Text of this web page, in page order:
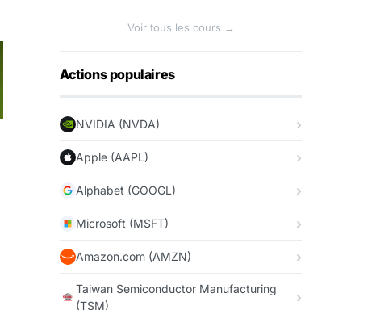
Voir tous les cours →
Actions populaires
NVIDIA (NVDA)
Apple (AAPL)
Alphabet (GOOGL)
Microsoft (MSFT)
Amazon.com (AMZN)
Taiwan Semiconductor Manufacturing
(TSM)